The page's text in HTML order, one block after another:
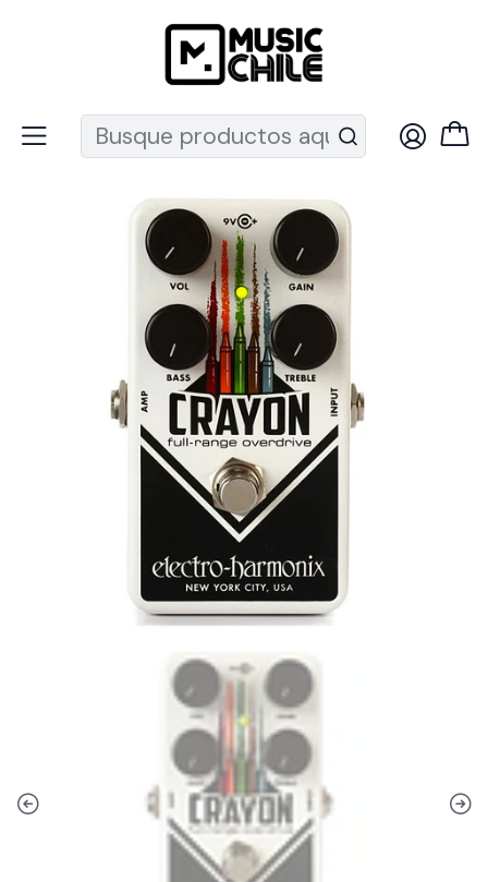
Recuerda que ahora nos puedes encontrar en el MUT
Instrumentos de Cuerda
Pedal Efecto Overdrive Crayon 69 Electro-Harmonix